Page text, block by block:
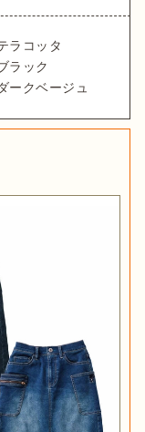
ラコッタ
ラック
ークベージュ